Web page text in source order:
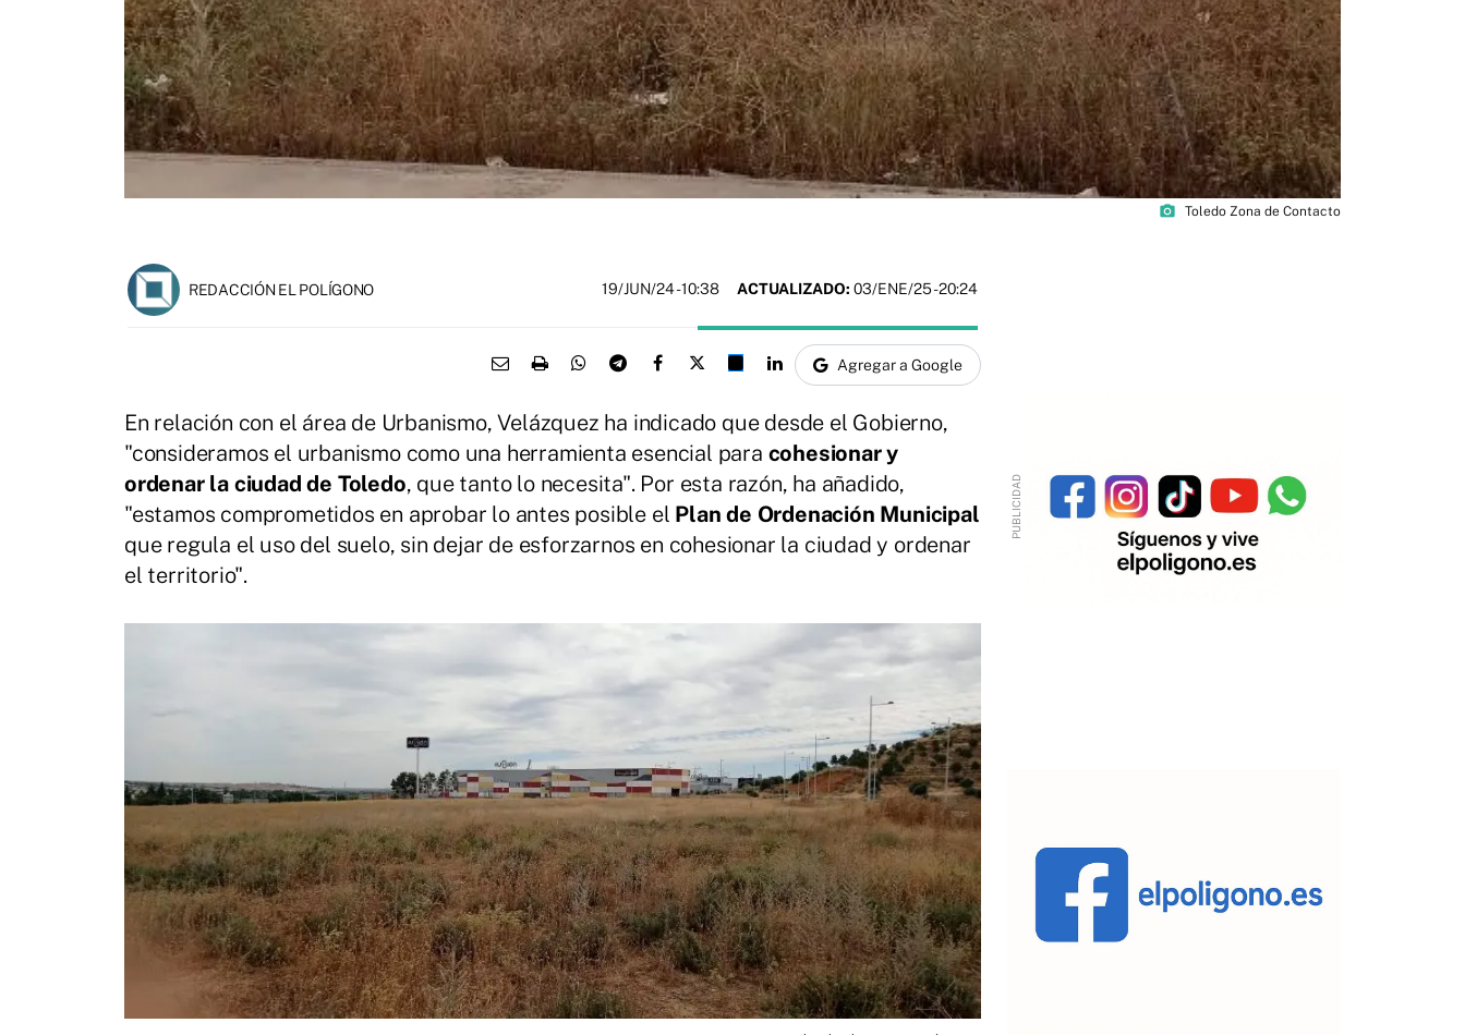
photo_camera Toledo Zona de Contacto
REDACCIÓN EL POLÍGONO 19/JUN/24- 10:38 ACTUALIZADO: 03/ENE/25 - 20:24
Agregar a Google
En relación con el área de Urbanismo, Velázquez ha indicado que desde el Gobierno,
"consideramos el urbanismo como una herramienta esencial para cohesionar y
ordenar la ciudad de Toledo, que tanto lo necesita". Por esta razón, ha añadido,
"estamos comprometidos en aprobar lo antes posible el Plan de Ordenación Municipal
que regula el uso del suelo, sin dejar de esforzarnos en cohesionar la ciudad y ordenar
el territorio".